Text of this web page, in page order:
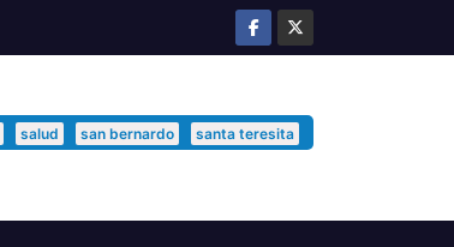
salud san bernardo santa teresita